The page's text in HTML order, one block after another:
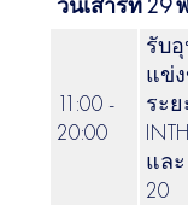
11:00 -
20:00
รับ
แข่
ระย
และ
20